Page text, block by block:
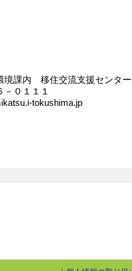
境課内 移住交流支援センター
０１１１
tokushima.jp